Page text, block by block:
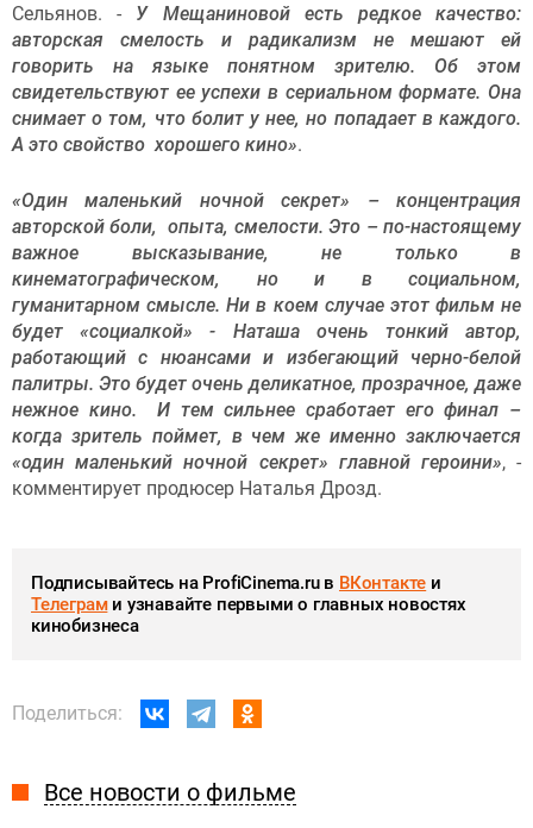
Сельянов. - У Мещаниновой есть редкое качество:
авторская смелость и радикализм не мешают ей
говорить на языке понятном зрителю. Об этом
свидетельствуют ее успехи в сериальном формате. Она
снимает о том, что болит у нее, но попадает в каждого.
А это свойство хорошего кино».
«Один маленький ночной секрет» – концентрация
авторской боли, опыта, смелости. Это – по-настоящему
важное высказывание, не только в
кинематографическом, но и в социальном,
гуманитарном смысле. Ни в коем случае этот фильм не
будет «социалкой» - Наташа очень тонкий автор,
работающий с нюансами и избегающий черно-белой
палитры. Это будет очень деликатное, прозрачное, даже
нежное кино. И тем сильнее сработает его финал –
когда зритель поймет, в чем же именно заключается
«один маленький ночной секрет» главной героини», -
комментирует продюсер Наталья Дрозд.
Подписывайтесь на ProfiCinema.ru в ВКонтакте и
Телеграми узнавайте первыми о главных новостях
кинобизнеса
Поделиться:
Все новости о фильме